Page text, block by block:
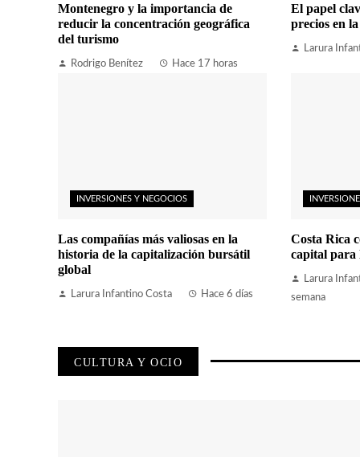
Montenegro y la importancia de
reducir la concentración geográfica
del turismo
Rodrigo Benítez Hace 17 horas
El papel
precios en
Larura
INVERSIONES Y NEGOCIOS
Las compañías más valiosas en la
historia de la capitalización bursátil
global
Larura Infantino Costa Hace 6 días
Costa Rica
capital para
Larura
semana
CULTURA Y OCIO